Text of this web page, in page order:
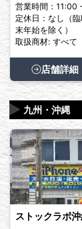
営業時間：11:00
定休日：なし（
末年始を除く）
取扱商材: すべて
店舗詳細
九州・沖縄
▶
ストックラボ